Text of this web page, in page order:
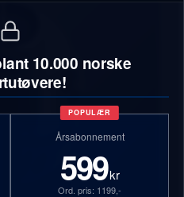
10.000 norske
POPULÆR
Årsabonnement
599kr
Ord. pris: 1199,-